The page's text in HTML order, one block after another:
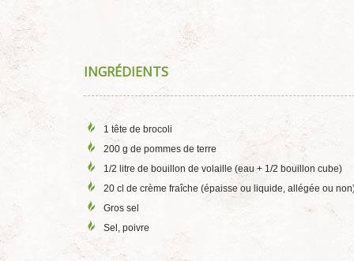
INGRÉDIENTS
1 tête de brocoli
200 g de pommes de terre
1/2 litre de bouillon de volaille (eau + 1/2 bouillon cube)
20 cl de crème fraîche (épaisse ou liquide, allégée ou
Gros sel
Sel, poivre